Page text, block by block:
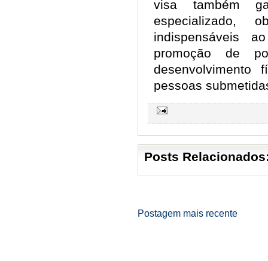
visa também
especializado,
indispensáveis
promoção de
pessoas
Posts
Postagem mais recente